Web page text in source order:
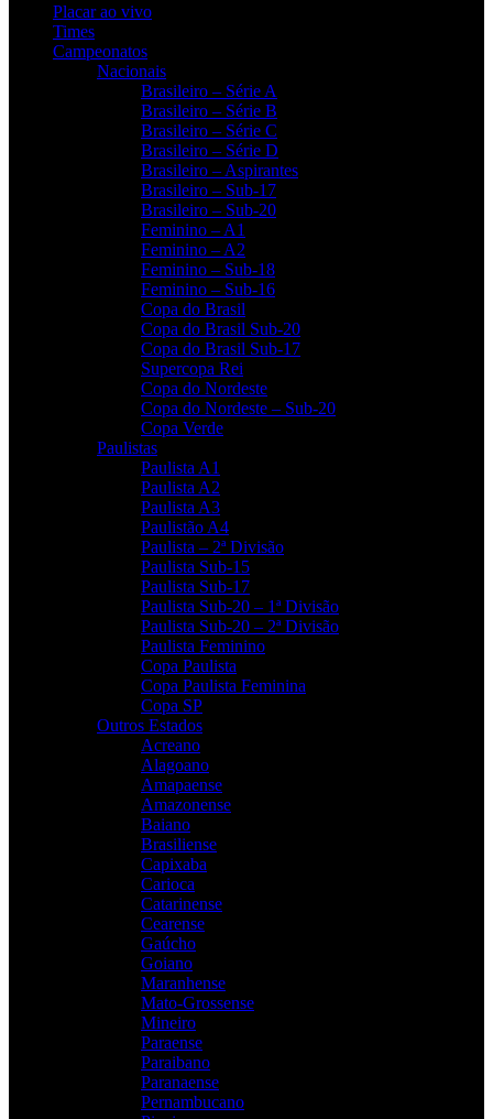
Placar ao vivo
Times
Campeonatos
Nacionais
Brasileiro – Série A
Brasileiro – Série B
Brasileiro – Série C
Brasileiro – Série D
Brasileiro – Aspirantes
Brasileiro – Sub-17
Brasileiro – Sub-20
Feminino – A1
Feminino – A2
Feminino – Sub-18
Feminino – Sub-16
Copa do Brasil
Copa do Brasil Sub-20
Copa do Brasil Sub-17
Supercopa Rei
Copa do Nordeste
Copa do Nordeste – Sub-20
Copa Verde
Paulistas
Paulista A1
Paulista A2
Paulista A3
Paulistão A4
Paulista – 2ª Divisão
Paulista Sub-15
Paulista Sub-17
Paulista Sub-20 – 1ª Divisão
Paulista Sub-20 – 2ª Divisão
Paulista Feminino
Copa Paulista
Copa Paulista Feminina
Copa SP
Outros Estados
Acreano
Alagoano
Amapaense
Amazonense
Baiano
Brasiliense
Capixaba
Carioca
Catarinense
Cearense
Gaúcho
Goiano
Maranhense
Mato-Grossense
Mineiro
Paraense
Paraibano
Paranaense
Pernambucano